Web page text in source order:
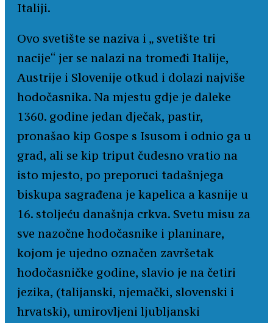
Italiji.
Ovo svetište se naziva i „ svetište tri
nacije“ jer se nalazi na tromeđi Italije,
Austrije i Slovenije otkud i dolazi najviše
hodočasnika. Na mjestu gdje je daleke
1360. godine jedan dječak, pastir,
pronašao kip Gospe s Isusom i odnio ga u
grad, ali se kip triput čudesno vratio na
isto mjesto, po preporuci tadašnjega
biskupa sagrađena je kapelica a kasnije u
16. stoljeću današnja crkva. Svetu misu za
sve nazočne hodočasnike i planinare,
kojom je ujedno označen završetak
hodočasničke godine, slavio je na četiri
jezika, (talijanski, njemački, slovenski i
hrvatski), umirovljeni ljubljanski